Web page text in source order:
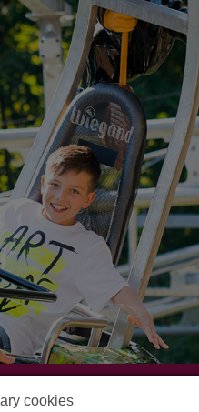
Kabinenbahn
cookies